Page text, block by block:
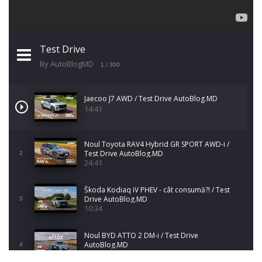
Test Drive
By AutoBlogMD 1 / 300
Jaecoo J7 AWD / Test Drive AutoBlog.MD
14:41
2
Noul Toyota RAV4 Hybrid GR SPORT AWD-i /
Test Drive AutoBlog.MD
24:41
3
Škoda Kodiaq iV PHEV - cât consumă?! / Test
Drive AutoBlog.MD
10:34
4
Noul BYD ATTO 2 DM-i / Test Drive
AutoBlog.MD
17:35